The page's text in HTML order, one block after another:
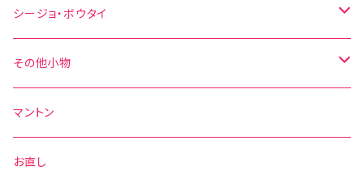
その他の柄
花柄
無地
その他の柄
水玉
花柄
無地
その他の柄
シージョ・ボウタイ
シージョ
水玉
花柄
ボウタイ
水玉
その他小物
エプロン
ベルト
マントン
お直し